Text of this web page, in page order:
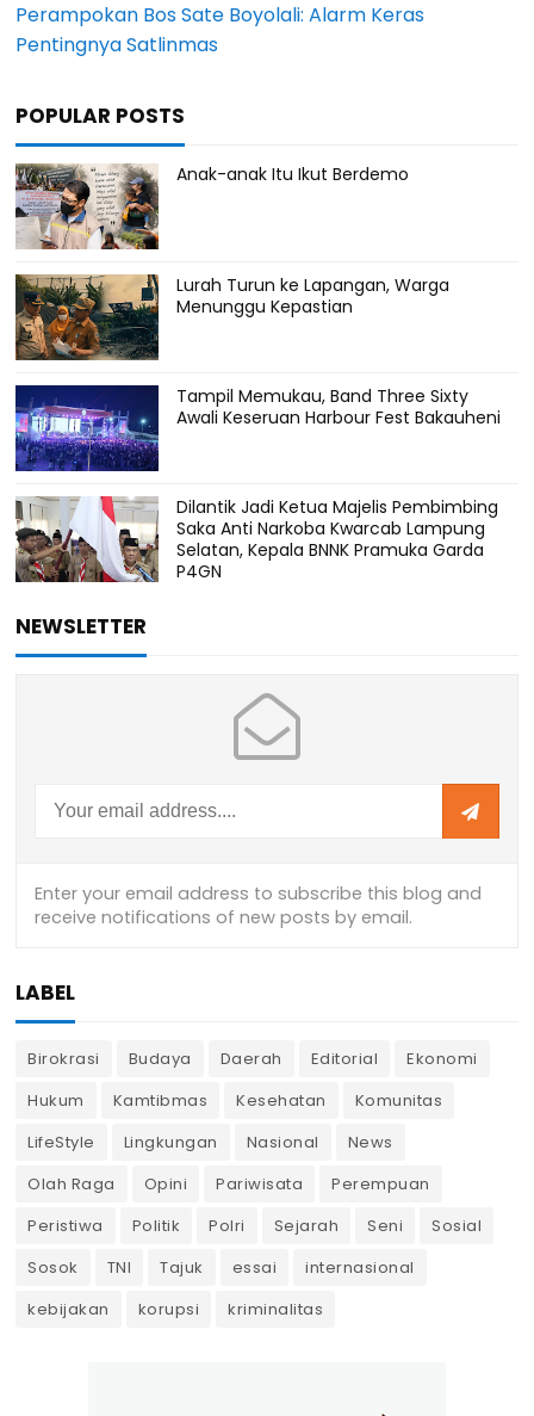
Perampokan Bos Sate Boyolali: Alarm Keras
Pentingnya Satlinmas
POPULAR POSTS
Anak-anak Itu Ikut Berdemo
Lurah Turun ke Lapangan, Warga
Menunggu Kepastian
Tampil Memukau, Band Three Sixty
Awali Keseruan Harbour Fest Bakauheni
Dilantik Jadi Ketua Majelis Pembimbing
Saka Anti Narkoba Kwarcab Lampung
Selatan, Kepala BNNK Pramuka Garda
P4GN
NEWSLETTER
LABEL
Birokrasi Budaya Daerah Editorial
Ekonomi
Hukum
Kamtibmas Kesehatan
Komunitas
LifeStyle
Lingkungan Nasional
News
Olah Raga
Opini Pariwisata
Perempuan
Peristiwa
Politik Polri Sejarah Seni
Sosial
Sosok
TNI Tajuk essai
internasional
kebijakan
korupsi kriminalitas